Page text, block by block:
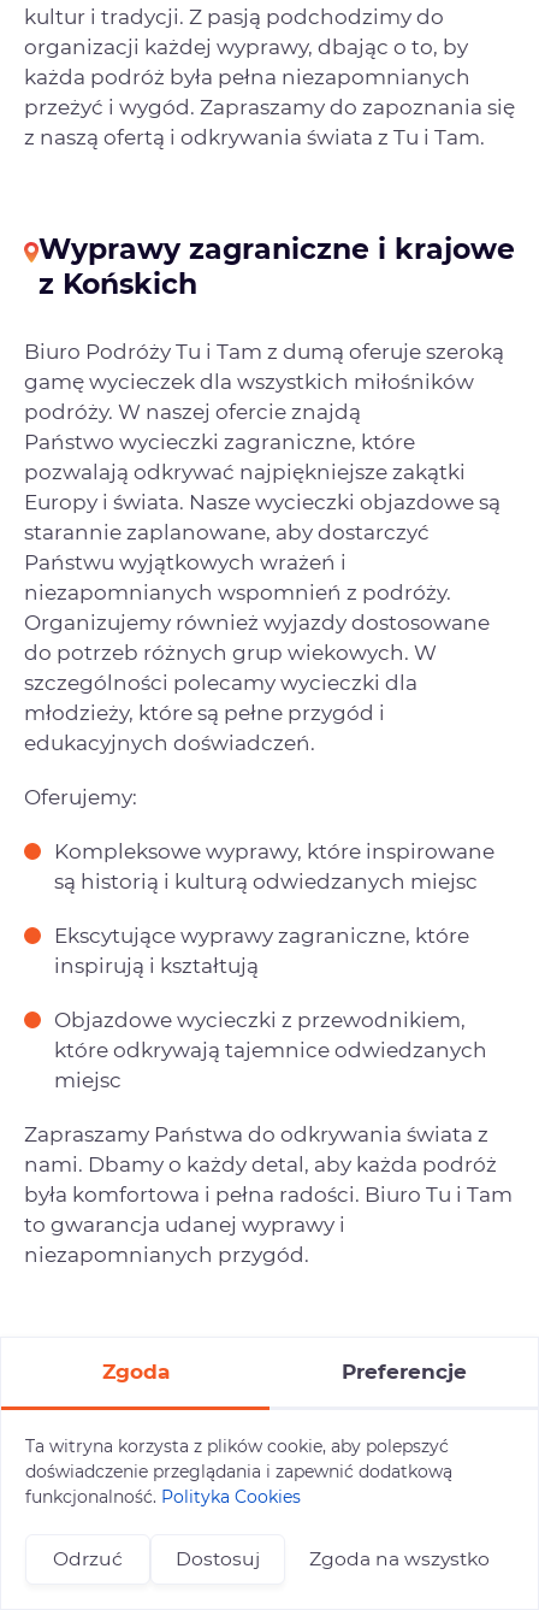
kultur i tradycji. Z pasją podchodzimy do
organizacji każdej wyprawy, dbając o to, by
każda podróż była pełna niezapomnianych
przeżyć i wygód. Zapraszamy do zapoznania się
z naszą ofertą i odkrywania świata z Tu i Tam.
Wyprawy zagraniczne i krajowe
z Końskich
Biuro Podróży Tu i Tam z dumą oferuje szeroką
gamę wycieczek dla wszystkich miłośników
podróży. W naszej ofercie znajdą
Państwo wycieczki zagraniczne, które
pozwalają odkrywać najpiękniejsze zakątki
Europy i świata. Nasze wycieczki objazdowe są
starannie zaplanowane, aby dostarczyć
Państwu wyjątkowych wrażeń i
niezapomnianych wspomnień z podróży.
Organizujemy również wyjazdy dostosowane
do potrzeb różnych grup wiekowych. W
szczególności polecamy wycieczki dla
młodzieży, które są pełne przygód i
edukacyjnych doświadczeń.
Oferujemy:
Kompleksowe wyprawy, które inspirowane
są historią i kulturą odwiedzanych miejsc
Ekscytujące wyprawy zagraniczne, które
inspirują i kształtują
Objazdowe wycieczki z przewodnikiem,
które odkrywają tajemnice odwiedzanych
miejsc
Zapraszamy Państwa do odkrywania świata z
nami. Dbamy o każdy detal, aby każda podróż
była komfortowa i pełna radości. Biuro Tu i Tam
to gwarancja udanej wyprawy i
niezapomnianych przygód.
Jak zaplanować idealną
wycieczkę z Końskich?
wyboru odpowiedniej oferty, która spełni
Zgoda Preferencje
Ta witryna korzysta z plików cookie, aby polepszyć
doświadczenie przeglądania i zapewnić dodatkową
funkcjonalność. Polityka Cookies
Odrzuć Dostosuj Zgoda na wszystko